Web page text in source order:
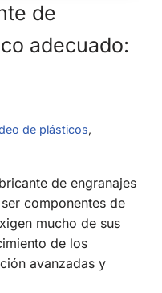
de
adecuado:
de plásticos,
de engranajes
componentes de
mucho de sus
de los
avanzadas y